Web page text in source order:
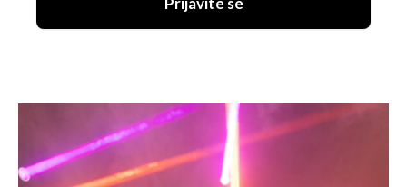
Prijavite se